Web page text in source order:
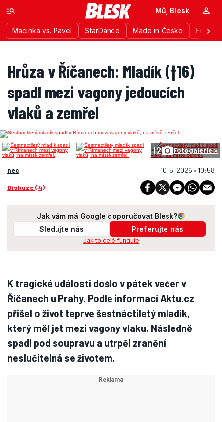
Macinka vs. Pavel StarDance Made in Česko
Můj Blesk
Hrůza v Říčanech: Mladík (†16)
spadl mezi vagony jedoucích
vlaků a zemřel
12 Fotogalerie >
nec 10. 5. 2026 • 10:58
Diskuze (4)
Jak vám má Google doporučovat Blesk?
Sledujte nás
Preferujte nás
Jak to celé funguje
K tragické události došlo v pátek večer v
Říčanech u Prahy. Podle informací Aktu.cz
přišel o život teprve šestnáctiletý mladík,
který měl jet mezi vagony vlaku. Následně
spadl pod soupravu a utrpěl zranění
neslučitelná se životem.